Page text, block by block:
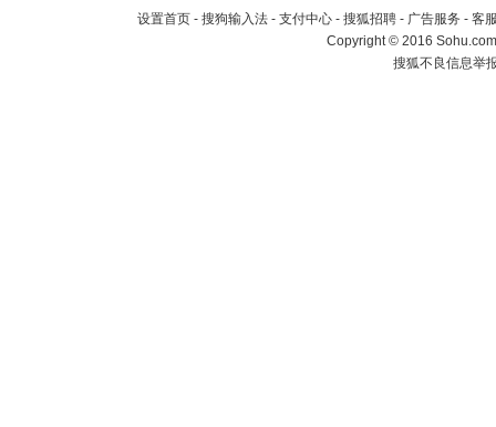
设置首页 - 搜狗输入法 - 支付中心 - 搜狐招聘 - 广告服务 - 客
Copyright©2016
搜狐不良信息举